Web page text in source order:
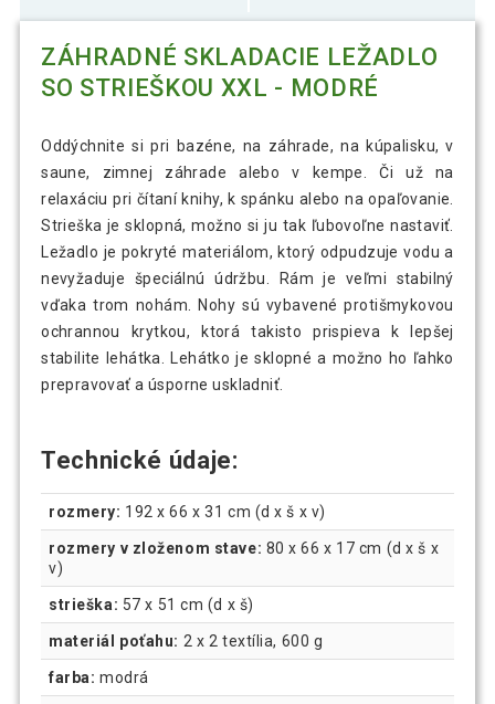
ZÁHRADNÉ SKLADACIE LEŽADLO
SO STRIEŠKOU XXL - MODRÉ
Oddýchnite si pri bazéne, na záhrade, na kúpalisku, v
saune, zimnej záhrade alebo v kempe. Či už na
relaxáciu pri čítaní knihy, k spánku alebo na opaľovanie.
Strieška je sklopná, možno si ju tak ľubovoľne nastaviť.
Ležadlo je pokryté materiálom, ktorý odpudzuje vodu a
nevyžaduje špeciálnú údržbu. Rám je veľmi stabilný
vďaka trom nohám. Nohy sú vybavené protišmykovou
ochrannou krytkou, ktorá takisto prispieva k lepšej
stabilite lehátka. Lehátko je sklopné a možno ho ľahko
prepravovať a úsporne uskladniť.
Technické údaje:
rozmery: 192 x 66 x 31 cm (d x š x v)
rozmery v zloženom stave: 80 x 66 x 17 cm (d x š x
v)
strieška: 57 x 51 cm (d x š)
materiál poťahu: 2 x 2 textília, 600 g
farba: modrá